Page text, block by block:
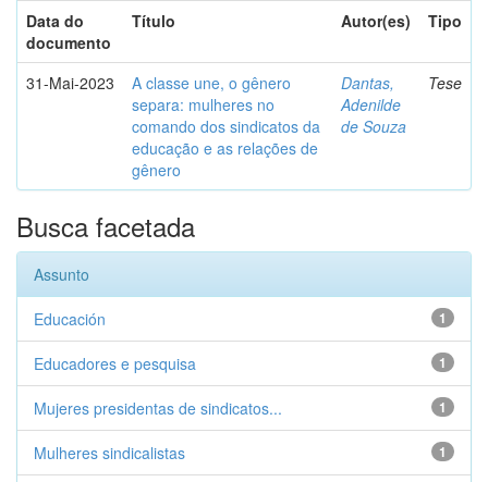
Data do
documento
Título Autor(es) Tipo
31-Mai-2023
A classe une, o gênero
separa: mulheres no
comando dos sindicatos da
educação e as relações de
gênero
Dantas,
Adenilde
de Souza
Tese
Busca facetada
Assunto
1
Educación
1
Educadores e pesquisa
1
Mujeres presidentas de sindicatos...
1
Mulheres sindicalistas